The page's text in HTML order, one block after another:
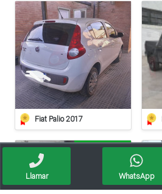
Fiat Palio 2017
Oportunidad
Llamar WhatsApp